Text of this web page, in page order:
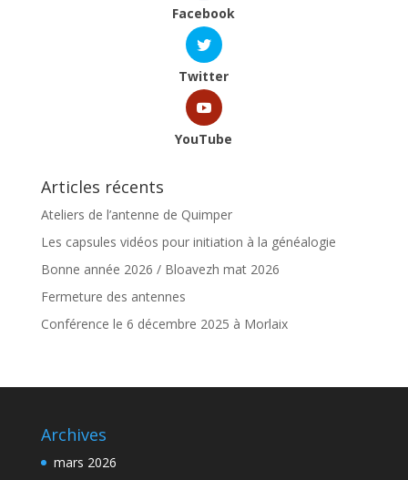
Facebook
Twitter
YouTube
Articles récents
Ateliers de l’antenne de Quimper
Les capsules vidéos pour initiation à la généalogie
Bonne année 2026 / Bloavezh mat 2026
Fermeture des antennes
Conférence le 6 décembre 2025 à Morlaix
Archives
mars 2026